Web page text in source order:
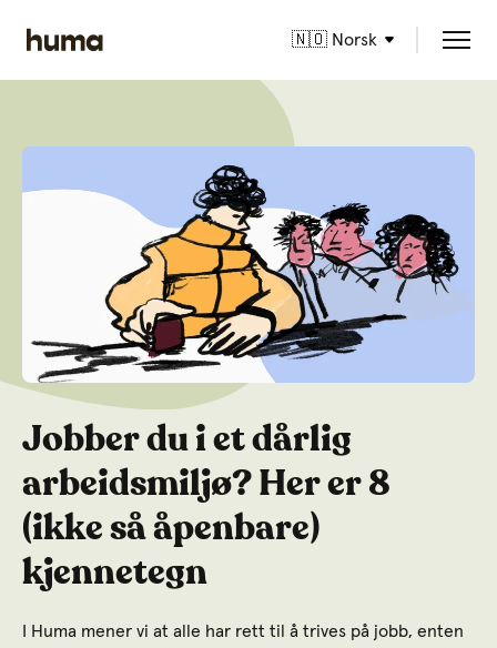
🇳🇴 Norsk
Jobber du i et dårlig
arbeidsmiljø? Her er 8
(ikke så åpenbare)
kjennetegn
I Huma mener vi at alle har rett til å trives på jobb, enten